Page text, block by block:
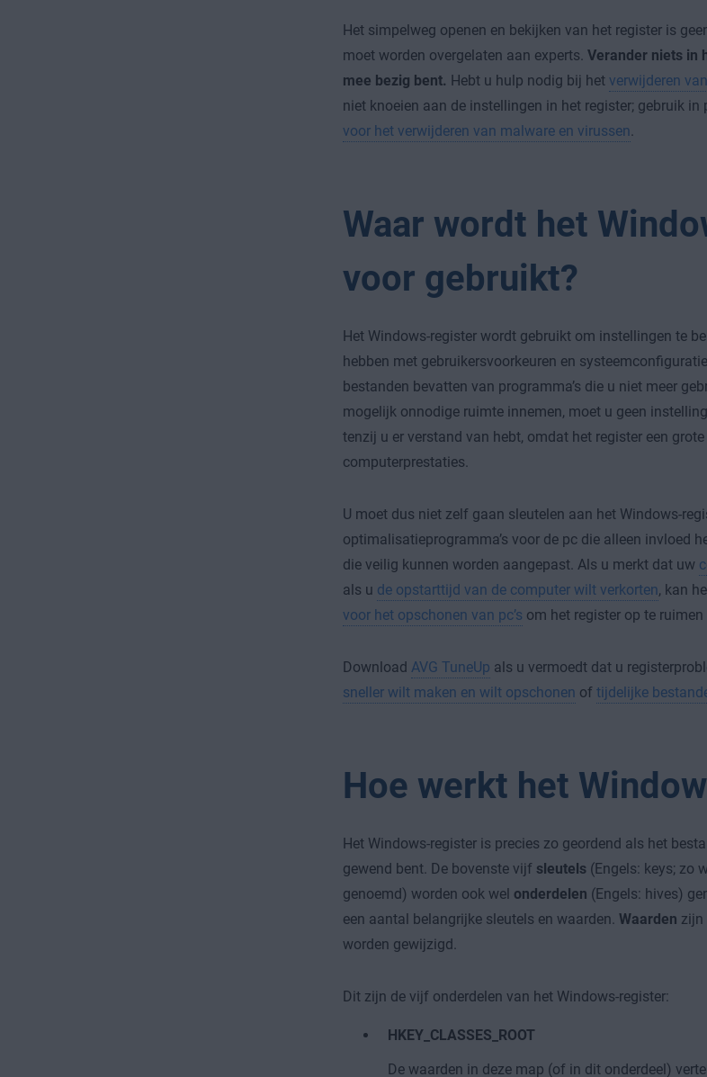
Het simpelweg openen en bekijken van het register is
moet worden overgelaten aan experts. Verander niets in
mee bezig bent. Hebt u hulp nodig bij het verwijderen
niet knoeien aan de instellingen in het register; gebruik
voor het verwijderen van malware en virussen.
Waar wordt het
voor gebruikt?
Het Windows-register wordt gebruikt om instellingen te
hebben met gebruikersvoorkeuren en
bestanden bevatten van programma’s die u niet meer
mogelijk onnodige ruimte innemen, moet u geen
tenzij u er verstand van hebt, omdat het register een
computerprestaties.
U moet dus niet zelf gaan sleutelen aan het Windows-
optimalisatieprogramma’s voor de pc die alleen invloed
die veilig kunnen worden aangepast. Als u merkt dat uw
als u de opstarttijd van de computer wilt verkorten, kan
voor het opschonen van pc’s om het register op te
Download AVG TuneUp als u vermoedt dat u
sneller wilt maken en wilt opschonen of tijdelijke
Hoe werkt het
Het Windows-register is precies zo geordend als het
gewend bent. De bovenste vijf sleutels(Engels: keys; zo
genoemd) worden ook wel onderdelen (Engels: hives)
een aantal belangrijke sleutels en waarden. Waarden zijn
worden gewijzigd.
Dit zijn de vijf onderdelen van het Windows-register:
HKEY_CLASSES_ROOT
De waarden in deze map (of in dit onderdeel)